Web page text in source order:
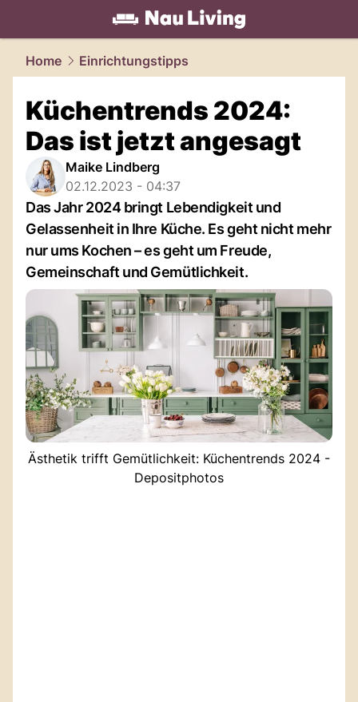
living.NAU.ch
Home Einrichtungstipps
Küchentrends 2024:
Das ist jetzt angesagt
Maike Lindberg
02.12.2023 - 04:37
Das Jahr 2024 bringt Lebendigkeit und
Gelassenheit in Ihre Küche. Es geht nicht mehr
nur ums Kochen – es geht um Freude,
Gemeinschaft und Gemütlichkeit.
Ästhetik trifft Gemütlichkeit: Küchentrends 2024 -
Depositphotos